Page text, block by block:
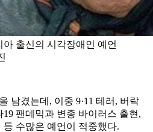
아 출신의 시각장애인 예언
남겼는데, 이중 9·11 테러, 버락
팬데믹과 변종 바이러스 출현,
수많은 예언이 적중했다.